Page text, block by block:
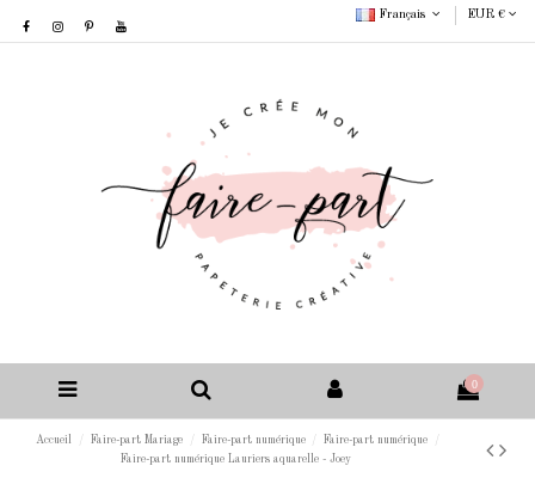
Français EUR €
0
Accueil Faire-part Mariage Faire-part numérique
Faire-part numérique
Faire-part numérique Lauriers aquarelle - Joey